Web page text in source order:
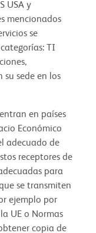
USA y
mencionados
se
TI
sede en los
en países
Económico
adecuado de
receptores de
para
se transmiten
ejemplo por
UE o Normas
copia de